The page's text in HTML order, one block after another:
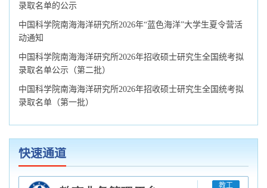
录取名单的公示
中国科学院南海海洋研究所2026年“蓝色海洋”大学生夏令营活
动通知
中国科学院南海海洋研究所2026年招收硕士研究生全国统考拟
录取名单公示（第二批）
中国科学院南海海洋研究所2026年招收硕士研究生全国统考拟
录取名单（第一批）
快速通道
教工